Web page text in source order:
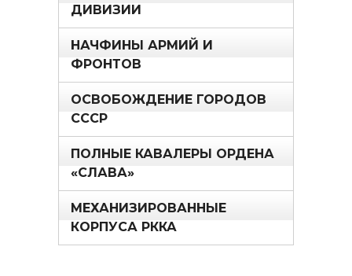
ДИВИЗИИ
НАЧФИНЫ АРМИЙ И
ФРОНТОВ
ОСВОБОЖДЕНИЕ ГОРОДОВ
СССР
ПОЛНЫЕ КАВАЛЕРЫ ОРДЕНА
«СЛАВА»
МЕХАНИЗИРОВАННЫЕ
КОРПУСА РККА